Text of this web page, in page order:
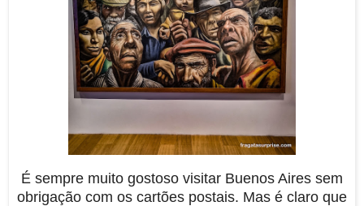
É sempre muito gostoso visitar Buenos Aires sem
obrigação com os cartões postais. Mas é claro que